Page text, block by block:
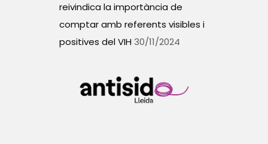
reivindica la importància de
comptar amb referents visibles i
positives del VIH 30/11/2024